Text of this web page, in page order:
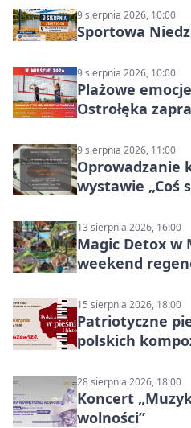
9 sierpnia 2026, 10:00
Sportowa
9 sierpnia 2026, 10:00
Plażowe
Ostrołęka
9 sierpnia 2026, 11:00
Oprowadzanie
wystawie „Coś
Mazowsza do
13 sierpnia 2026, 16:00
Magic Detox w
weekend
15 sierpnia 2026, 18:00
Patriotyczne
polskich
28 sierpnia 2026, 18:00
Koncert
wolności”